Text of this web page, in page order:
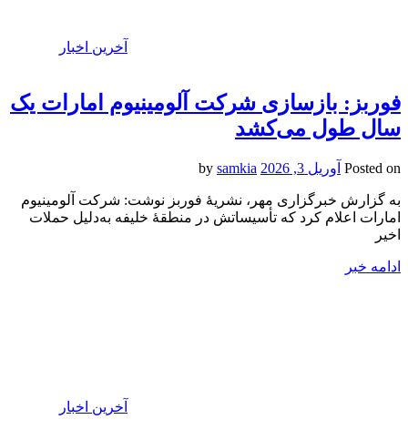
آخرین اخبار
فوربز: بازسازی شرکت آلومینیوم امارات یک
سال طول می‌کشد
Posted on آوریل 3, 2026 samkia
به گزارش خبرگزاری مهر، نشریهٔ فوربز نوشت: شرکت آلومینیوم
امارات اعلام کرد که تأسیساتش در منطقهٔ خلیفه به‌دلیل حملات
اخیر
ادامه خبر
آخرین اخبار